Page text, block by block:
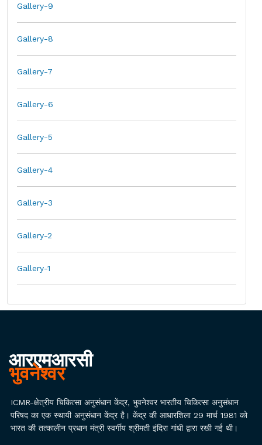
Gallery-9
Gallery-8
Gallery-7
Gallery-6
Gallery-5
Gallery-4
Gallery-3
Gallery-2
Gallery-1
आरएमआरसी
भुवनेश्वर
ICMR-क्षेत्रीय चिकित्सा अनुसंधान केंद्र, भुवनेश्वर भारतीय चिकित्सा अनुसंधान
परिषद का एक स्थायी अनुसंधान केंद्र है। केंद्र की आधारशिला 29 मार्च 1981 को
भारत की तत्कालीन प्रधान मंत्री स्वर्गीय श्रीमती इंदिरा गांधी द्वारा रखी गई थी।